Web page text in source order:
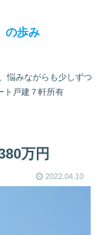
の歩み
悩みながらも少しずつ
ト戸建７軒所有
万円
2022.04.10